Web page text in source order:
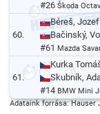
#26Škoda
60.
Béreš, Jozef
Bačinský,
#61 Mazda
61.
Kurka
Skubník,
#14 BMW Mini
Adataink forrása: Hauser